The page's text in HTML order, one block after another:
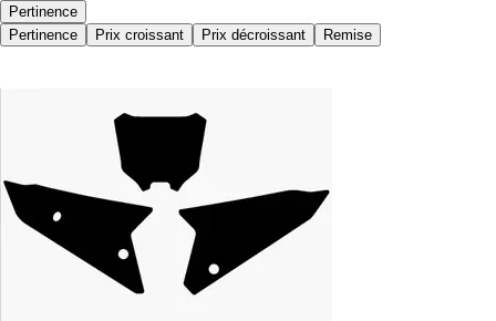
Pertinence
Pertinence
Prix croissant Prix décroissant Remise